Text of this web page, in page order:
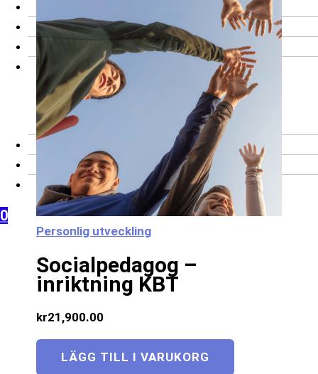
Onlinekurser
Bli utbildare
Företagsbeställning
Kontakt
Frågor och svar
Mitt konto
0
Personlig utveckling
Socialpedagog –
inriktning KBT
kr21,900.00
LÄGG TILL I VARUKORG